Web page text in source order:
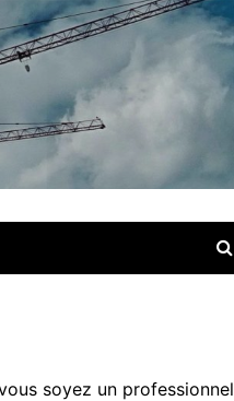
soyez un professionnel